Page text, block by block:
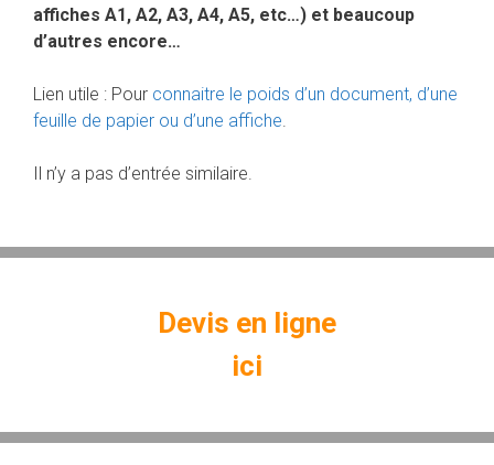
affiches A1, A2, A3, A4, A5, etc…) et beaucoup
d’autres encore…
Lien utile : Pour connaitre le poids d’un document, d’une
feuille de papier ou d’une affiche.
Il n’y a pas d’entrée similaire.
Devis en ligne
ici